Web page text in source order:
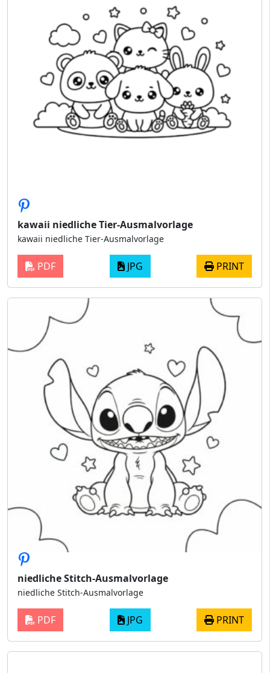
kawaii niedliche Tier-Ausmalvorlage
kawaii niedliche Tier-Ausmalvorlage
PDF JPG PRINT
niedliche Stitch-Ausmalvorlage
niedliche Stitch-Ausmalvorlage
PDF JPG PRINT